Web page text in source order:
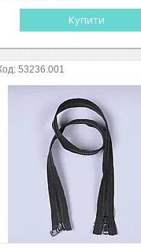
Купити
53236.001